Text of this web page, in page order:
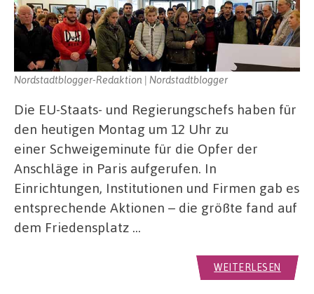
Nordstadtblogger-Redaktion | Nordstadtblogger
Die EU-Staats- und Regierungschefs haben für
den heutigen Montag um 12 Uhr zu
einer Schweigeminute für die Opfer der
Anschläge in Paris aufgerufen. In
Einrichtungen, Institutionen und Firmen gab es
entsprechende Aktionen – die größte fand auf
dem Friedensplatz …
WEITERLESEN